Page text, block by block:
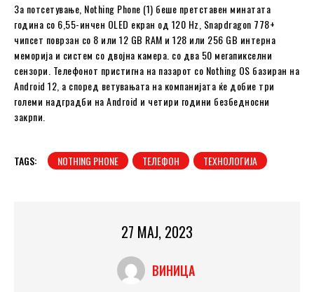
За потсетување, Nothing Phone (1) беше претставен минатата
година со 6,55-инчен OLED екран од 120 Hz, Snapdragon 778+
чипсет поврзан со 8 или 12 GB RAM и 128 или 256 GB интерна
меморија и систем со двојна камера. со два 50 мегапикселни
сензори. Телефонот пристигна на пазарот со Nothing OS базиран на
Android 12, а според ветувањата на компанијата ќе добие три
големи надградби на Android и четири години безбедносни
закрпи.
TAGS: NOTHING PHONE ТЕЛЕФОН ТЕХНОЛОГИЈА
27 МАЈ, 2023
ВИНИЦА